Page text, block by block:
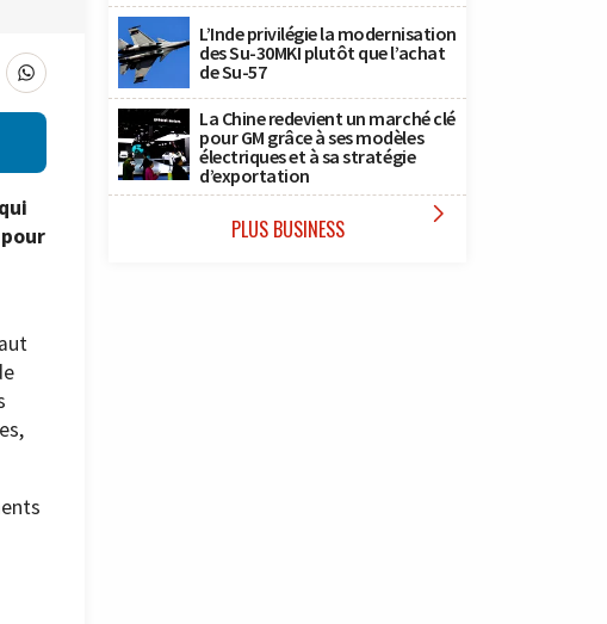
L’Inde privilégie la modernisation
des Su-30MKI plutôt que l’achat
de Su-57
La Chine redevient un marché clé
pour GM grâce à ses modèles
électriques et à sa stratégie
d’exportation
PLUS BUSINESS 